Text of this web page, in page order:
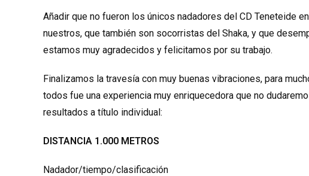
Añadir que no fueron los únicos nadadores del CD Teneteide
nuestros, que también son socorristas del Shaka, y que
estamos muy agradecidos y felicitamos por su trabajo.
Finalizamos la travesía con muy buenas vibraciones, para
todos fue una experiencia muy enriquecedora que no
resultados a título individual:
DISTANCIA 1.000 METROS
Nadador/tiempo/clasificación